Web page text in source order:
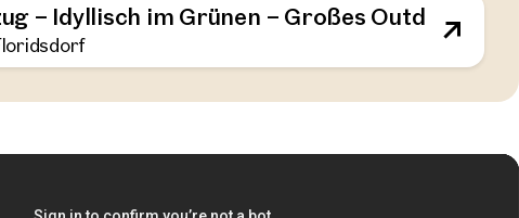
– Idyllisch im Grünen – Großes Outdoor-Areal